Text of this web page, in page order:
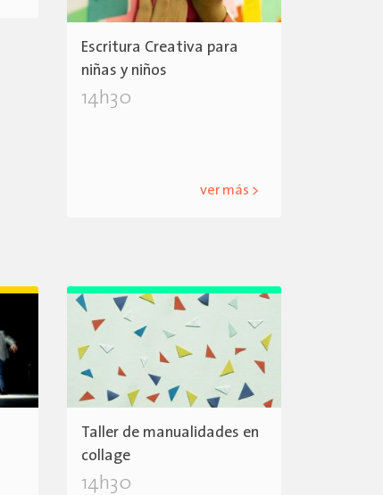
Escritura Creativa para
niñas y niños
14h30
ver más >
Taller de manualidades en
collage
14h30